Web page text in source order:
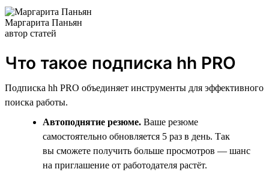
Маргарита Паньян
автор статей
Что такое подписка hh PRO
Подписка hh PRO объединяет инструменты для эффективного
поиска работы.
Автоподнятие резюме. Ваше резюме
самостоятельно обновляется 5 раз в день. Так
вы сможете получить больше просмотров — шанс
на приглашение от работодателя растёт.